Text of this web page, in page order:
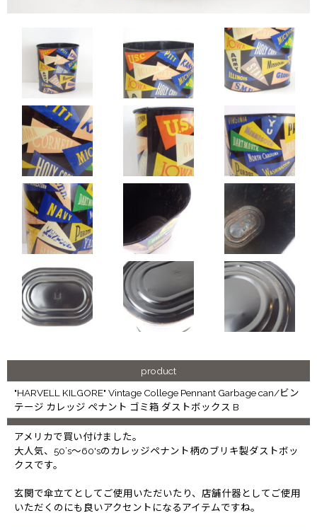
product
"HARVELL KILGORE" Vintage College Pennant Garbage can/ビン
テージ カレッジ ペナント ゴミ箱 ダストボックス B
アメリカで買い付けました。
大人気、50’s～60'sのカレッジペナント柄のブリキ製ダストボッ
クスです。
玄関で傘立てとしてご使用いただいたり、店舗什器としてご使用
いただくのにも良いアクセントになるアイテムですね。